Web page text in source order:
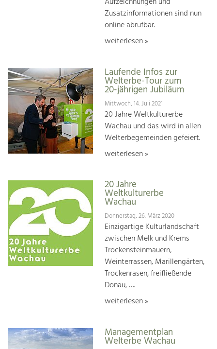
Zusatzinformationen sind nun
online abrufbar.
weiterlesen »
Laufende Infos zur
Welterbe-Tour zum
20-jährigen Jubiläum
Mittwoch, 14. Juli 2021
20 Jahre Weltkulturerbe
Wachau und das wird in allen
Welterbegemeinden gefeiert.
weiterlesen »
20 Jahre
Weltkulturerbe
Wachau
Donnerstag, 26. März 2020
Einzigartige Kulturlandschaft
zwischen Melk und Krems
Trockensteinmauern,
Weinterrassen, Marillengärten,
Trockenrasen, freifließende
Donau, ….
weiterlesen »
Managementplan
Welterbe Wachau